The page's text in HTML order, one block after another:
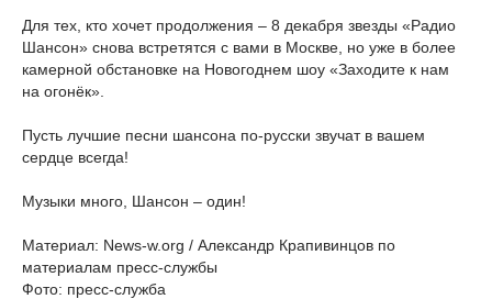
Для тех, кто хочет продолжения – 8 декабря звезды «Радио
Шансон» снова встретятся с вами в Москве, но уже в более
камерной обстановке на Новогоднем шоу «Заходите к нам
на огонёк».
Пусть лучшие песни шансона по-русски звучат в вашем
сердце всегда!
Музыки много, Шансон – один!
Материал: News-w.org / Александр Крапивинцов по
материалам пресс-службы
Фото: пресс-служба